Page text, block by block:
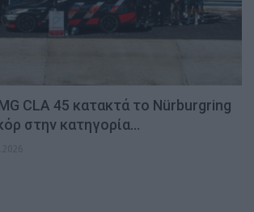
CLA 45 κατακτά το Nürburgring
στην κατηγορία…